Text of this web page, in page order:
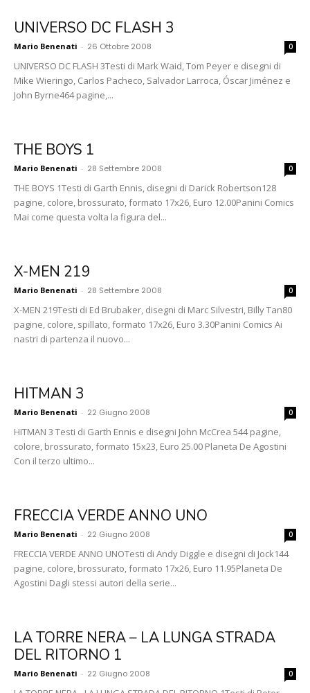
UNIVERSO DC FLASH 3
Mario Benenati - 26 Ottobre 2008 0
UNIVERSO DC FLASH 3Testi di Mark Waid, Tom Peyer e disegni di
Mike Wieringo, Carlos Pacheco, Salvador Larroca, Óscar Jiménez e
John Byrne464 pagine,...
THE BOYS 1
Mario Benenati - 28 Settembre 2008 0
THE BOYS 1Testi di Garth Ennis, disegni di Darick Robertson128
pagine, colore, brossurato, formato 17x26, Euro 12.00Panini Comics
Mai come questa volta la figura del...
X-MEN 219
Mario Benenati - 28 Settembre 2008 0
X-MEN 219Testi di Ed Brubaker, disegni di Marc Silvestri, Billy Tan80
pagine, colore, spillato, formato 17x26, Euro 3.30Panini Comics Ai
nastri di partenza il nuovo...
HITMAN 3
Mario Benenati - 22 Giugno 2008 0
HITMAN 3 Testi di Garth Ennis e disegni John McCrea 544 pagine,
colore, brossurato, formato 15x23, Euro 25.00 Planeta De Agostini
Con il terzo ultimo...
FRECCIA VERDE ANNO UNO
Mario Benenati - 22 Giugno 2008 0
FRECCIA VERDE ANNO UNOTesti di Andy Diggle e disegni di Jock144
pagine, colore, brossurato, formato 17x26, Euro 11.95Planeta De
Agostini Dagli stessi autori della serie...
LA TORRE NERA – LA LUNGA STRADA
DEL RITORNO 1
Mario Benenati - 22 Giugno 2008 0